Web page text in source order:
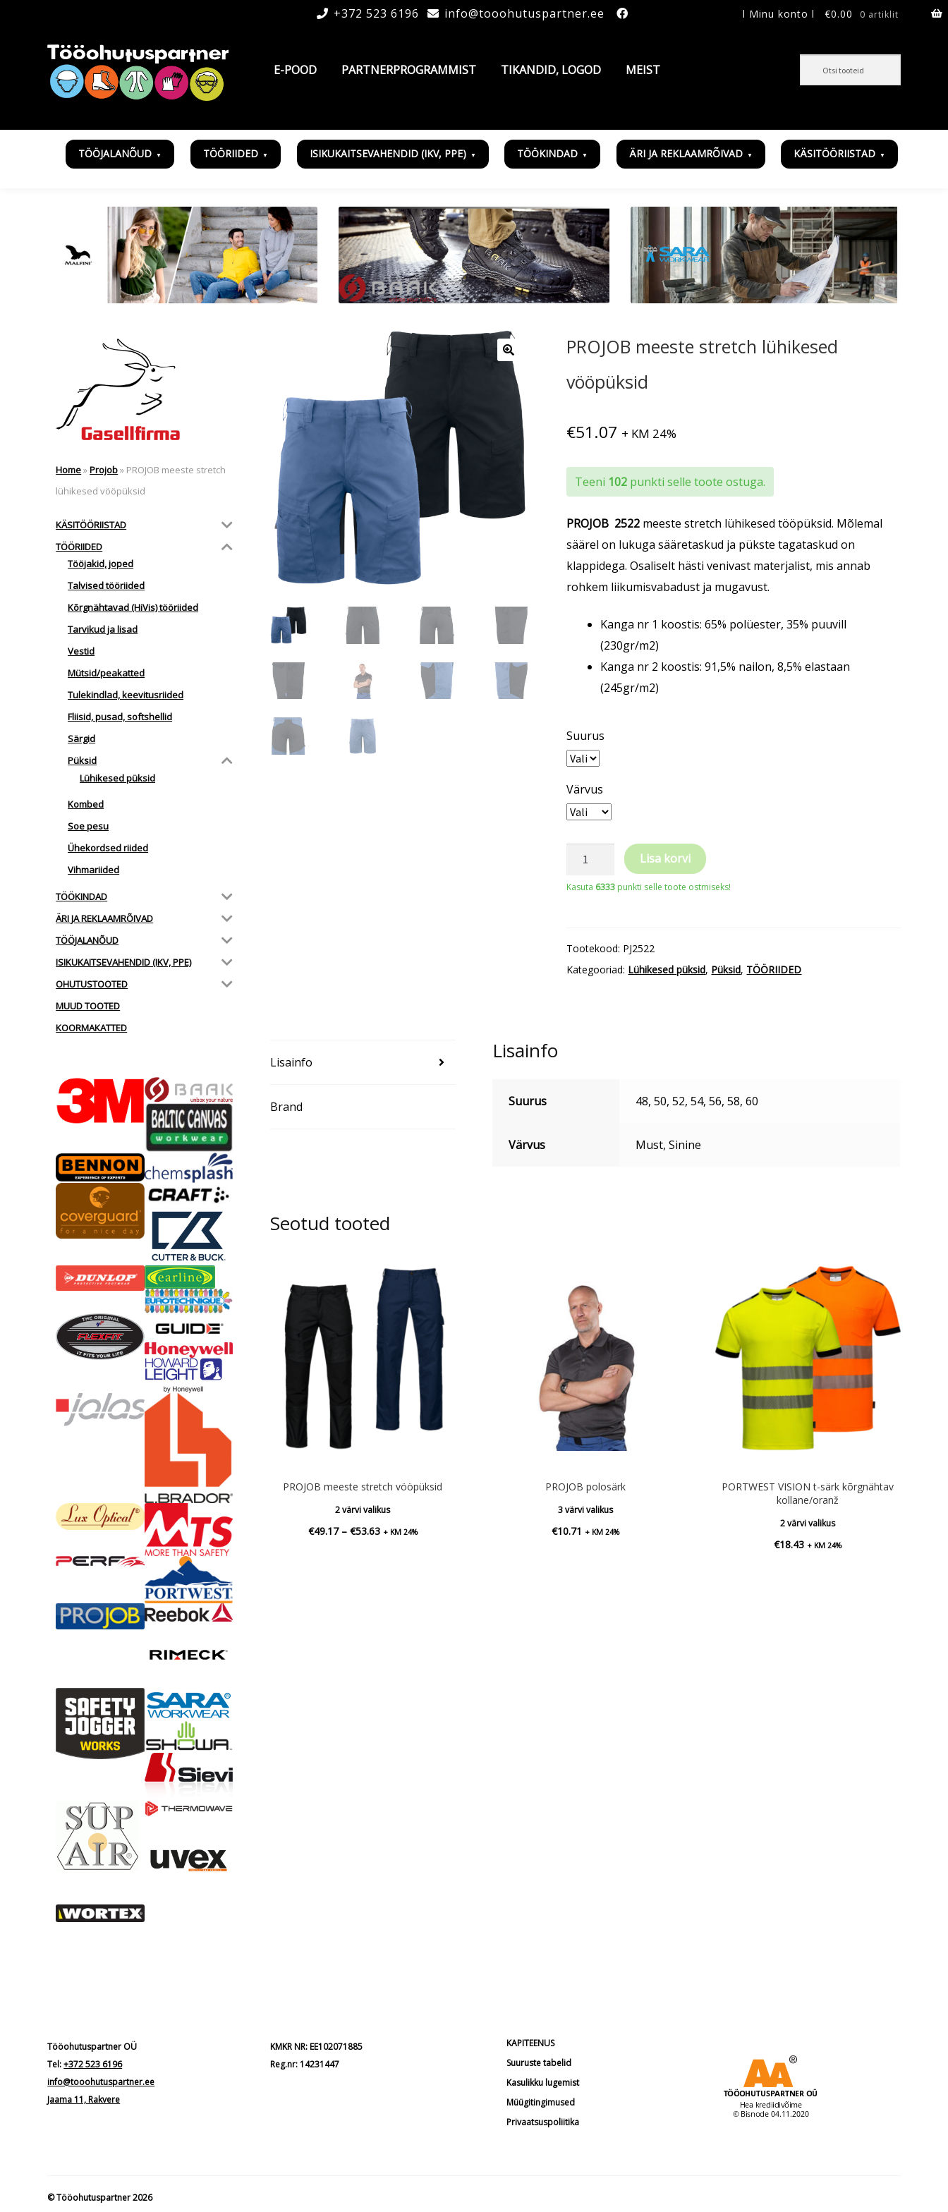
€0.00 0 artiklit
+372 523 6196 info@tooohutuspartner.ee l Minu konto l
E-POOD PARTNERPROGRAMMIST TIKANDID, LOGOD MEIST
TÖÖJALANÕUD TÖÖRIIDED ISIKUKAITSEVAHENDID (IKV, PPE) TÖÖKINDAD ÄRI JA REKLAAMRÕIVAD KÄSITÖÖRIISTAD
PROJOB meeste stretch lühikesed
vööpüksid
€51.07 + KM 24%
Teeni 102 punkti selle toote ostuga.
PROJOB 2522 meeste stretch lühikesed tööpüksid. Mõlemal
säärel on lukuga sääretaskud ja pükste tagataskud on
klappidega. Osaliselt hästi venivast materjalist, mis annab
rohkem liikumisvabadust ja mugavust.
Kanga nr 1 koostis: 65% polüester, 35% puuvill
(230gr/m2)
Kanga nr 2 koostis: 91,5% nailon, 8,5% elastaan
(245gr/m2)
Suurus
Värvus
PROJOB
Lisa korvi
Kasuta 6333 punkti selle toote ostmiseks!
Tootekood: PJ2522
Kategooriad: Lühikesed püksid, Püksid, TÖÖRIIDED
Lisainfo
Brand
Lisainfo
Suurus 48, 50, 52, 54, 56, 58, 60
Värvus Must, Sinine
Seotud tooted
PROJOB meeste stretch vööpüksid
2 värvi valikus
€49.17 – €53.63Hinnavahemik:
+ KM 24%
PROJOB polosärk
3 värvi valikus
€10.71 + KM 24%
PORTWEST VISION t-särk kõrgnähtav
kollane/oranž
2 värvi valikus
€18.43 + KM 24%
Home»Projob» PROJOB meeste stretch
lühikesed vööpüksid
KÄSITÖÖRIISTAD
TÖÖRIIDED
Tööjakid, joped
Talvised tööriided
Kõrgnähtavad (HiVis) tööriided
Tarvikud ja lisad
Vestid
Mütsid/peakatted
Tulekindlad, keevitusriided
Fliisid, pusad, softshellid
Särgid
Püksid
Lühikesed püksid
Kombed
Soe pesu
Ühekordsed riided
Vihmariided
TÖÖKINDAD
ÄRI JA REKLAAMRÕIVAD
TÖÖJALANÕUD
ISIKUKAITSEVAHENDID (IKV, PPE)
OHUTUSTOOTED
MUUD TOOTED
KOORMAKATTED
Tööohutuspartner OÜ
Tel:+372 523 6196
info@tooohutuspartner.ee
Jaama 11, Rakvere
KMKR NR: EE102071885
Reg.nr: 14231447
KAPITEENUS
Suuruste tabelid
Kasulikku lugemist
Müügitingimused
Privaatsuspoliitika
© Tööohutuspartner 2026